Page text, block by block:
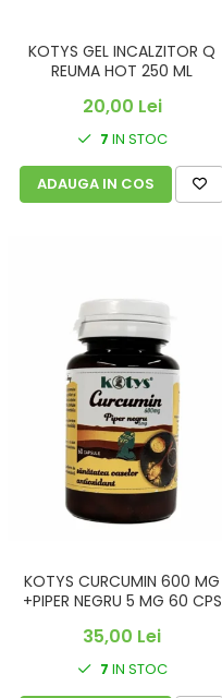
KOTYS GEL INCALZITOR Q
REUMA HOT 250 ML
20,00 Lei
7 IN STOC
ADAUGA IN COS
KOTYS CURCUMIN 600 MG
+PIPER NEGRU 5 MG 60 CPS
35,00 Lei
7 IN STOC